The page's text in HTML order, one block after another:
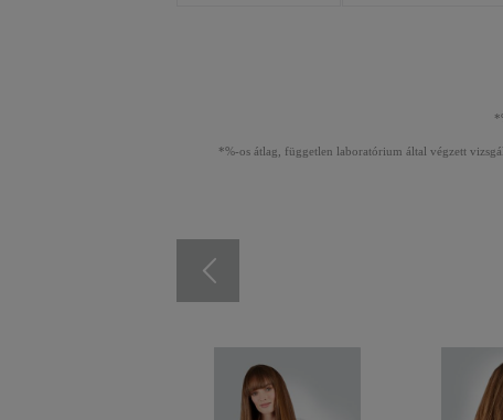
*%-os átlag, független laboratórium által végzett